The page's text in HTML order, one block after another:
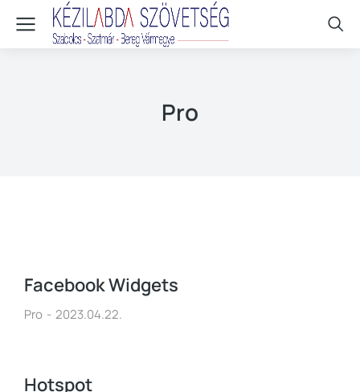
Pro
Facebook Widgets
Pro 2023.04.22.
Hotspot